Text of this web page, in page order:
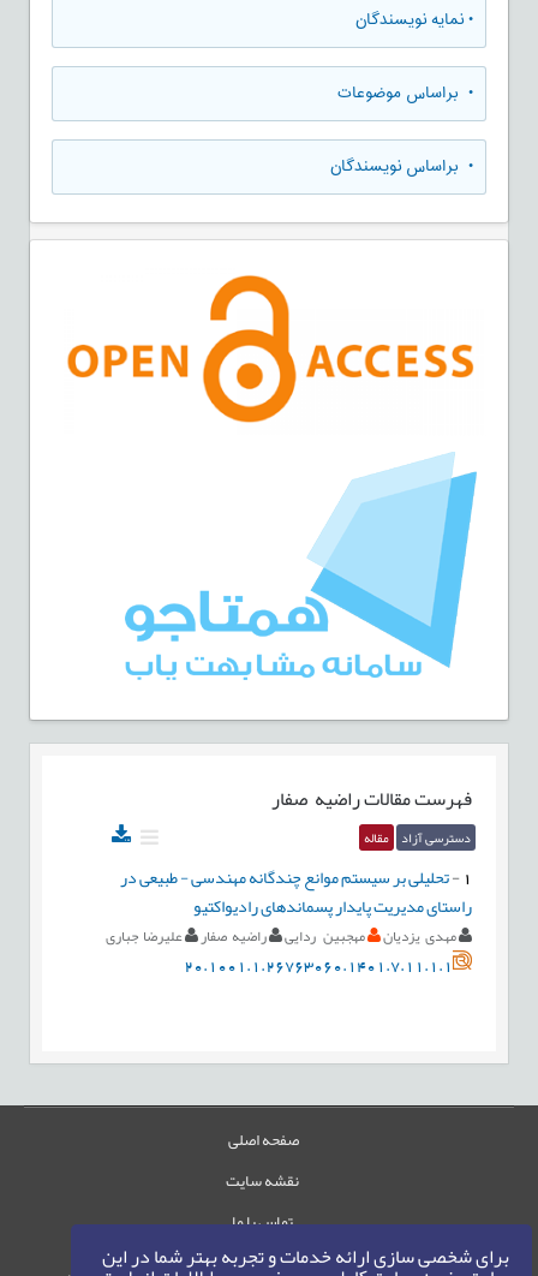
برای شخصی سازی ارائه خدمات و تجربه بهتر شما در این
•نمایه نویسندگان
• براساس موضوعات
• براساس نویسندگان
فهرست مقالاتراضیه صفار
دسترسی آزاد مقاله
-تحلیلی بر سیستم موانع چندگانه مهندسی - طبیعی در
راستای مدیریت پایدار پسماندهای رادیواکتیو
مهدی یزدیان مهجبین ردایی راضیه صفار علیرضا جباری
20.1001.1.26763060.1401.7.11.1.1
صفحه اصلی
نقشه سایت
تماس با ما